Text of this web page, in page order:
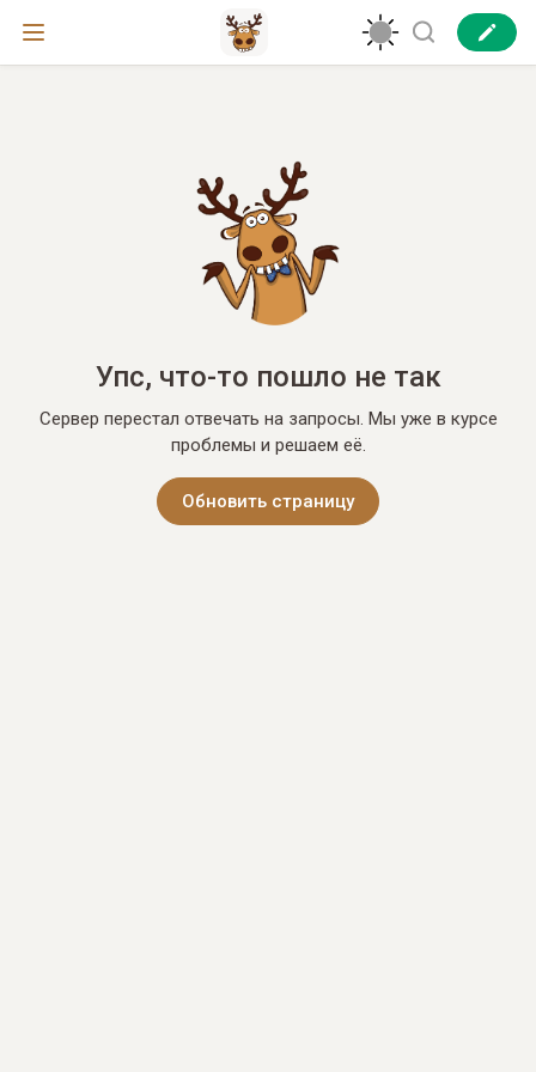
Упс, что-то пошло не так
Сервер перестал отвечать на запросы. Мы уже в курсе
проблемы и решаем её.
Обновить страницу